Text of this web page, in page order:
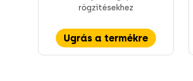
rögzítésekhez
Ugrás a termékre